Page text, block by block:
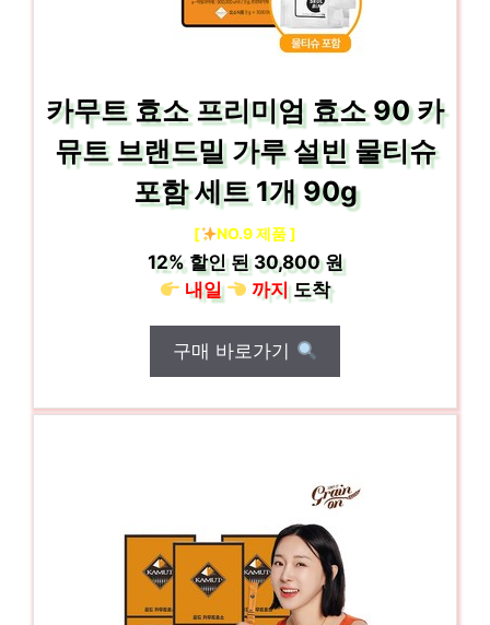
카무트 효소 프리미엄 효소 90 카
뮤트 브랜드밀 가루 설빈 물티슈
포함 세트 1개 90g
[ NO.9 제품 ]
12%할인 된30,800 원
내일
까지도착
구매 바로가기